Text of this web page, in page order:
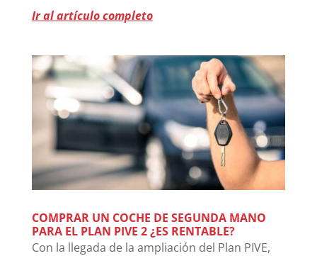
Ir al artículo completo
COMPRAR UN COCHE DE SEGUNDA MANO
PARA EL PLAN PIVE 2 ¿ES RENTABLE?
Con la llegada de la ampliación del Plan PIVE,